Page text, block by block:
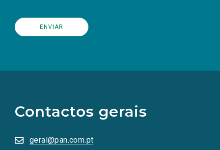
Contactos gerais
geral@pan.com.pt
redes
sociais
numa
nova